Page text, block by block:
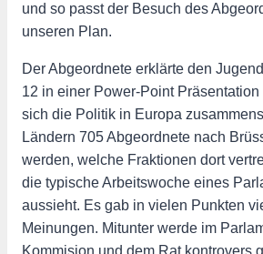
und so passt der Besuch des
unseren Plan.
Der Abgeordnete erklärte den
12 in einer Power-Point
sich die Politik in Europa
Ländern 705 Abgeordnete nach
werden, welche Fraktionen dort
die typische Arbeitswoche eines
aussieht. Es gab in vielen Punkten
Meinungen. Mitunter werde im
Kommision und dem Rat kontrovers